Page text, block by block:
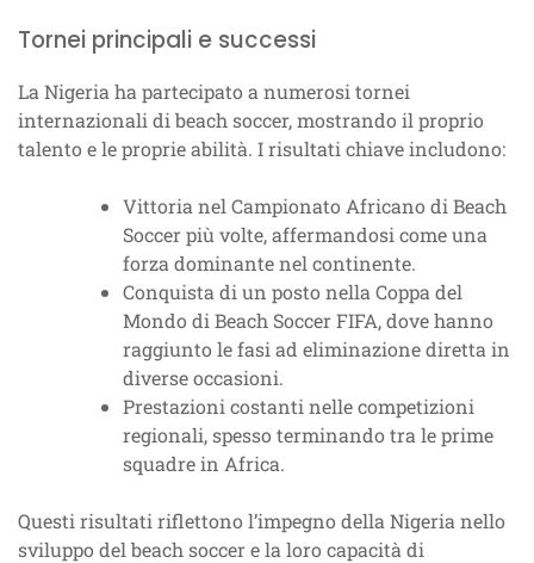
Tornei principali e successi
La Nigeria ha partecipato a numerosi tornei
internazionali di beach soccer, mostrando il proprio
talento e le proprie abilità. I risultati chiave includono:
Vittoria nel Campionato Africano di Beach
Soccer più volte, affermandosi come una
forza dominante nel continente.
Conquista di un posto nella Coppa del
Mondo di Beach Soccer FIFA, dove hanno
raggiunto le fasi ad eliminazione diretta in
diverse occasioni.
Prestazioni costanti nelle competizioni
regionali, spesso terminando tra le prime
squadre in Africa.
Questi risultati riflettono l’impegno della Nigeria nello
sviluppo del beach soccer e la loro capacità di